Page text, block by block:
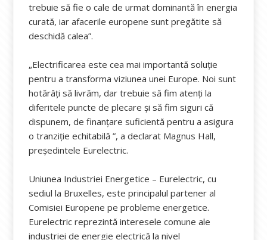
trebuie să fie o cale de urmat dominantă în energia
curată, iar afacerile europene sunt pregătite să
deschidă calea”.
„Electrificarea este cea mai importantă soluție
pentru a transforma viziunea unei Europe. Noi sunt
hotărâți să livrăm, dar trebuie să fim atenți la
diferitele puncte de plecare și să fim siguri că
dispunem, de finanțare suficientă pentru a asigura
o tranziție echitabilă ”, a declarat Magnus Hall,
președintele Eurelectric.
Uniunea Industriei Energetice – Eurelectric, cu
sediul la Bruxelles, este principalul partener al
Comisiei Europene pe probleme energetice.
Eurelectric reprezintă interesele comune ale
industriei de energie electrică la nivel